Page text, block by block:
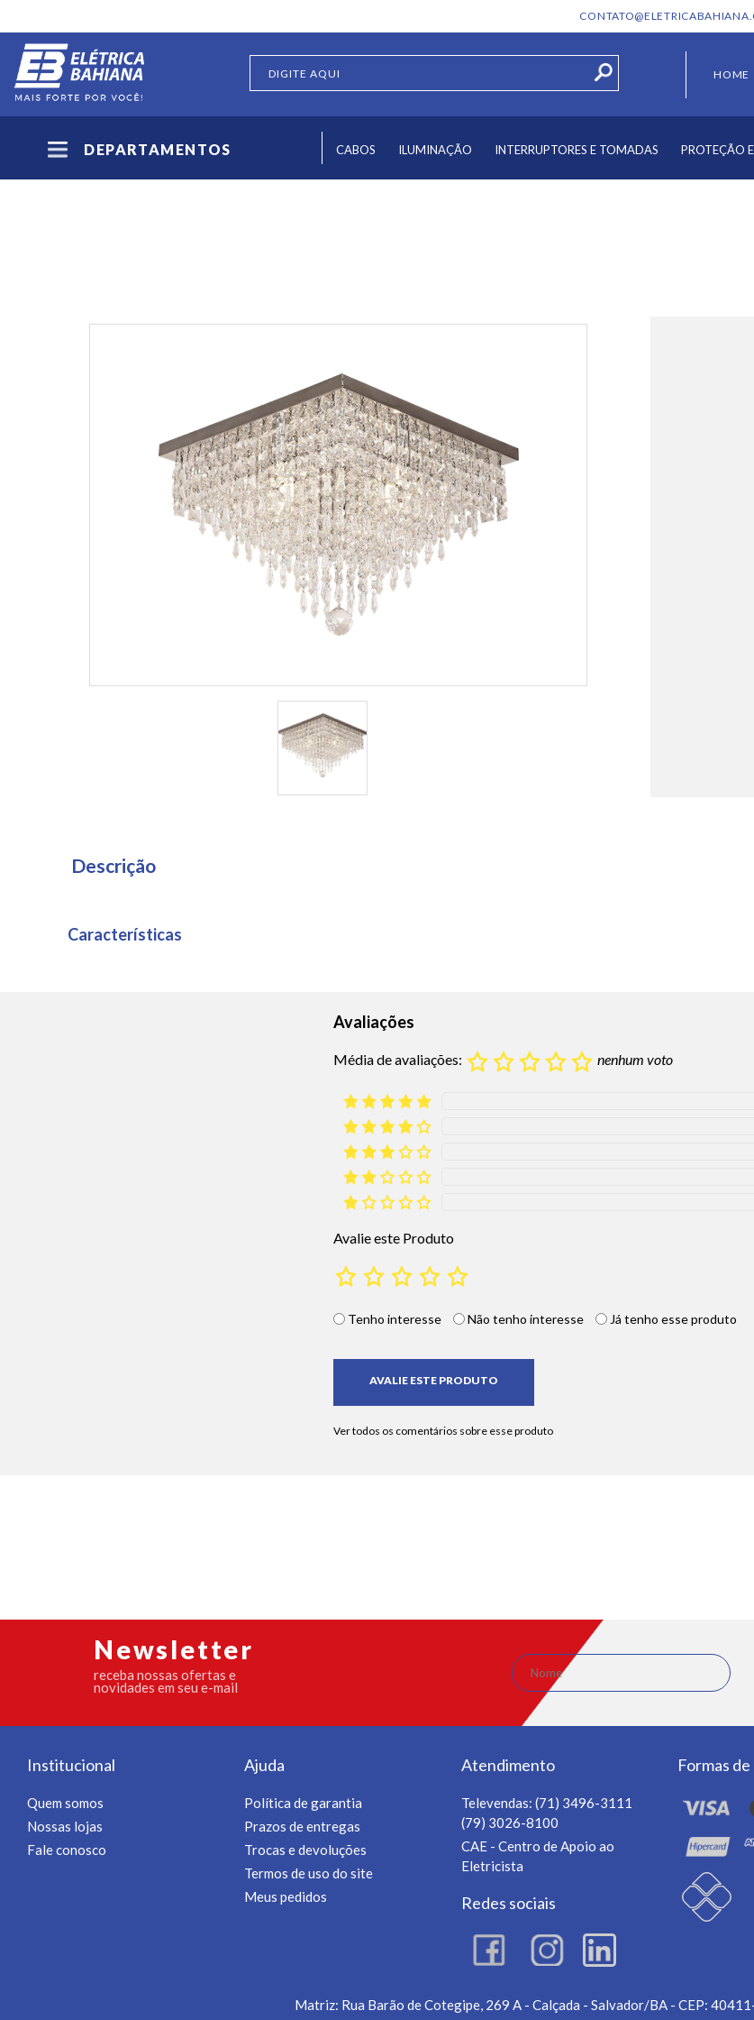
HOME
DEPARTAMENTOS CABOS ILUMINAÇÃO INTERRUPTORES E TOMADAS PROTEÇÃO
ILUMINAÇÃO LUMINÁRIAS E PLAFONS
Descrição
Características
Avaliações
Média de avaliações: nenhum voto
Avalie este Produto
Tenho interesse Não tenho interesse Já tenho esse produto
Newsletter
receba nossas ofertas e
novidades em seu e-mail
Institucional
Quem somos
Nossas lojas
Fale conosco
Ajuda
Política de garantia
Prazos de entregas
Trocas e devoluções
Termos de uso do site
Meus pedidos
Atendimento
Televendas: (71) 3496-3111
(79) 3026-8100
CAE - Centro de Apoio ao
Eletricista
Redes sociais
Formas
Matriz: Rua Barão de Cotegipe, 269 A - Calçada - Salvador/BA - CEP: